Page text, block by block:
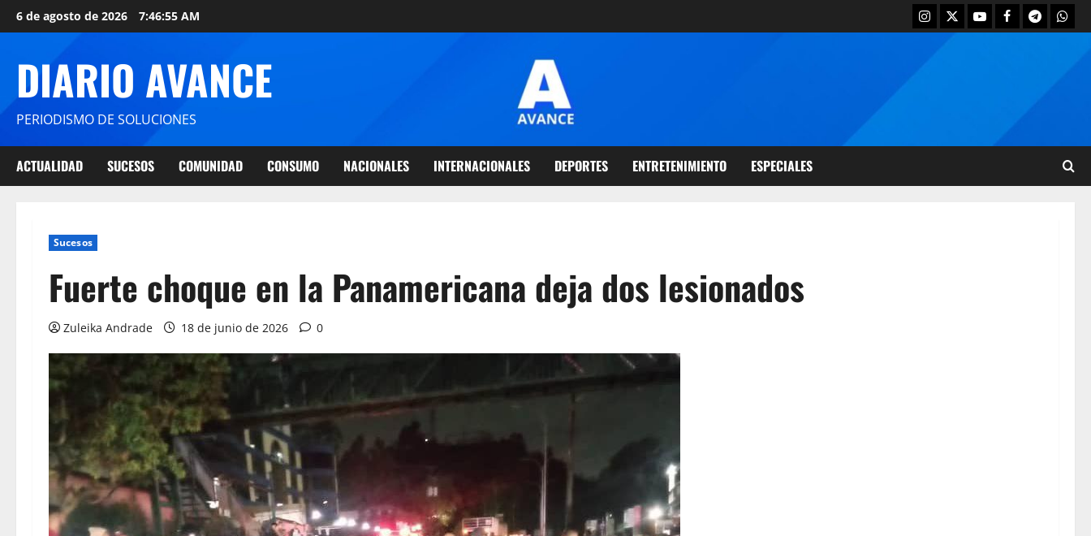
6 de agosto de 2026 7:46:56 AM
DIARIO AVANCE
PERIODISMO DE SOLUCIONES
ACTUALIDAD SUCESOS COMUNIDAD CONSUMO NACIONALES INTERNACIONALES DEPORTES ENTRETENIMIENTO ESPECIALES
Sucesos
Fuerte choque en la Panamericana deja dos lesionados
Zuleika Andrade 18 de junio de 2026 0